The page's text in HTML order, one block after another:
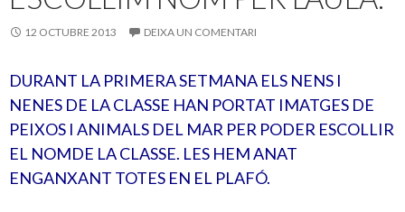
k
ix
12 OCTUBRE 2013 DEIXA UN COMENTARI
DURANT LA PRIMERA SETMANA ELS NENS I
NENES DE LA CLASSE HAN PORTAT IMATGES DE
PEIXOS I ANIMALS DEL MAR PER PODER ESCOLLIR
EL NOMDE LA CLASSE. LES HEM ANAT
ENGANXANT TOTES EN EL PLAFÓ.